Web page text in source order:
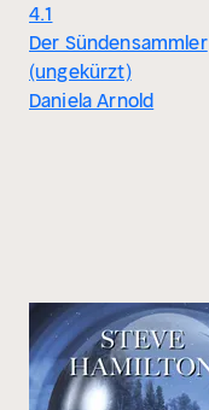
4.1
Der Sündensammler
(ungekürzt)
Daniela Arnold